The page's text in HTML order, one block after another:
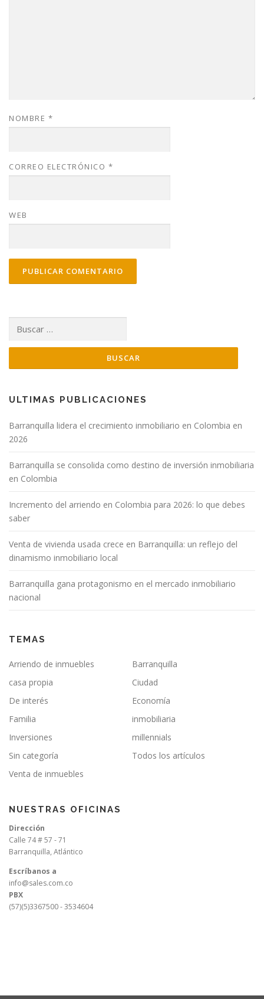
NOMBRE *
CORREO ELECTRÓNICO *
WEB
ULTIMAS PUBLICACIONES
Barranquilla lidera el crecimiento inmobiliario en Colombia en
2026
Barranquilla se consolida como destino de inversión inmobiliaria
en Colombia
Incremento del arriendo en Colombia para 2026: lo que debes
saber
Venta de vivienda usada crece en Barranquilla: un reflejo del
dinamismo inmobiliario local
Barranquilla gana protagonismo en el mercado inmobiliario
nacional
TEMAS
Arriendo de inmuebles
Barranquilla
casa propia
Ciudad
De interés
Economía
Familia
inmobiliaria
Inversiones
millennials
Sin categoría
Todos los artículos
Venta de inmuebles
NUESTRAS OFICINAS
Dirección
Calle 74 # 57 - 71
Barranquilla, Atlántico
Escríbanos a
info@sales.com.co
PBX
(57)(5)3367500 - 3534604